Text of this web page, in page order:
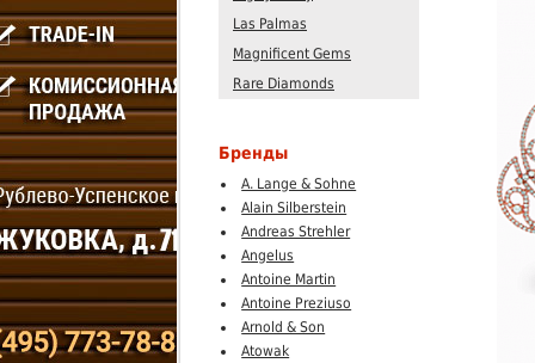
Las Palmas
Magnificent Gems
Rare Diamonds
Бренды
A. Lange & Sohne
Alain Silberstein
Andreas Strehler
Angelus
Antoine Martin
Antoine Preziuso
Arnold & Son
Atowak